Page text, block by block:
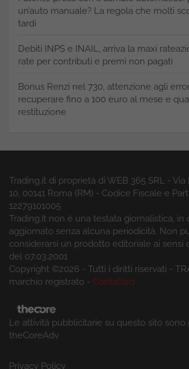
un’auto manuale? La regola che molti
tardi
Debiti INPS e INAIL, arriva la maxi
rate per contributi e premi non pagati
Bonus Renzi nel 730, attenzione agli
recuperare fino a 100 euro al mese e
restituzione
Trading.it di proprietà di WEB 365 SRL -
10, 00141 Roma (RM) - Codice Fiscale e
12279101005
Trading.it non è una testata giornalistica, in
aggiornato senza alcuna periodicità. Non
considerarsi un prodotto editoriale ai sensi
del 07.03.2001
Copyright ©2026 - Tutti i diritti riservati -
marchio registrato - Contattaci
Le attività pubblicitarie su questo sito sono
theCoreAdv
Privacy Policy